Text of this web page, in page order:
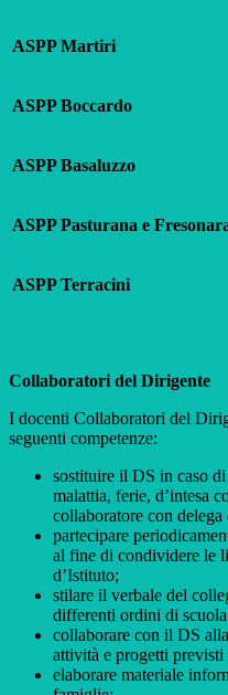
ASPP Martiri
ASPP Boccardo
ASPP Basaluzzo
ASPP Pasturana e
ASPP Terracini
Collaboratori del Dirigente
I docenti Collaboratori del
seguenti competenze:
sostituire il DS in caso
malattia, ferie, d’intesa
collaboratore con
partecipare
al fine di condividere le
d’Istituto;
stilare il verbale del
differenti ordini di scuola
collaborare con il DS
attività e progetti
elaborare materiale